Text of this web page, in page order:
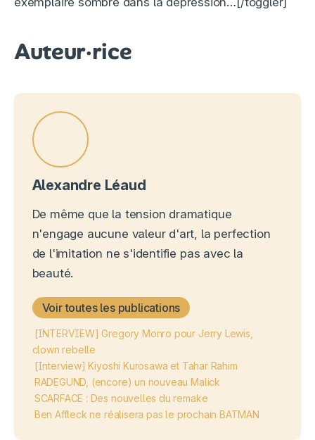
Auteur·rice
Alexandre Léaud
De même que la tension dramatique
n'engage aucune valeur d'art, la perfection
de l'imitation ne s'identifie pas avec la
beauté.
Voir toutes les publications
[INTERVIEW] Gregory Monro pour Jerry Lewis,
clown rebelle
[Interview] Kiyoshi Kurosawa et Tahar Rahim
RADEGUND, (encore) un nouveau Malick
SCARFACE : Des nouvelles du remake
Ben Affleck ne réalisera pas le prochain BATMAN